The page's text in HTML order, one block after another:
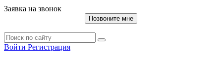
Заявка на звонок
Позвоните мне
Войти Регистрация